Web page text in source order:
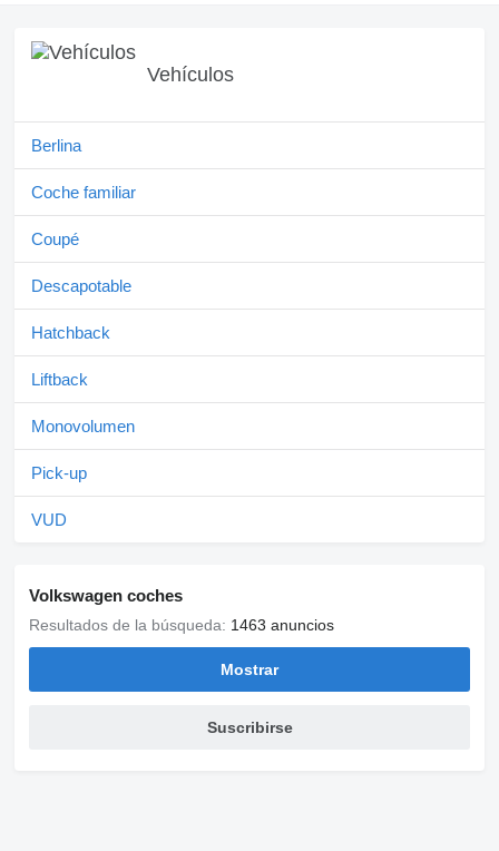
Vehículos
Berlina
Coche familiar
Coupé
Descapotable
Hatchback
Liftback
Monovolumen
Pick-up
VUD
Volkswagen coches
Resultados de la búsqueda: 1463 anuncios
Mostrar
Suscribirse